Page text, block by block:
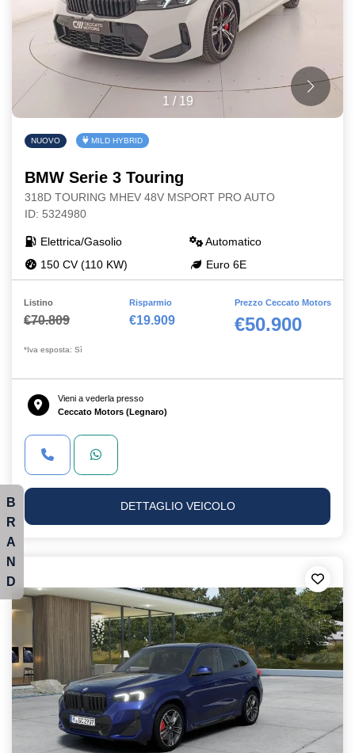
1 / 19
NUOVO MILD HYBRID
BMW Serie 3 Touring
318D TOURING MHEV 48V MSPORT PRO AUTO
ID: 5324980
Elettrica/Gasolio
Automatico
150 CV (110 KW)
Euro 6E
Listino
€70.809
Risparmio
€19.909
Prezzo Ceccato Motors
€50.900
*Iva esposta: Sì
Vieni a vederla presso
Ceccato Motors (Legnaro)
DETTAGLIO VEICOLO
B
R
A
N
D